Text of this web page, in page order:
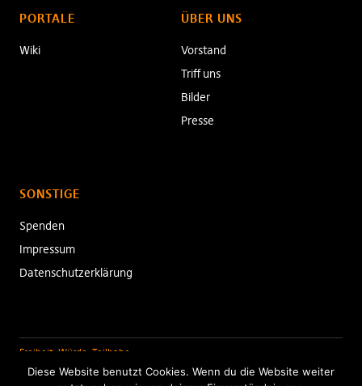
PORTALE
Wiki
ÜBER UNS
Vorstand
Triff uns
Bilder
Presse
SONSTIGE
Spenden
Impressum
Datenschutzerklärung
Freiheit. Würde. Teilhabe.
Diese Website benutzt Cookies. Wenn du die Website weiter